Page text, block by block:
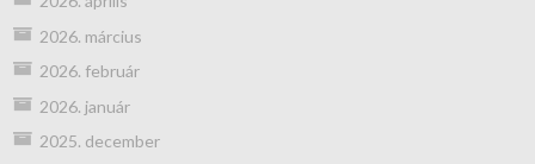
2026. március
2026. február
2026. január
2025. december